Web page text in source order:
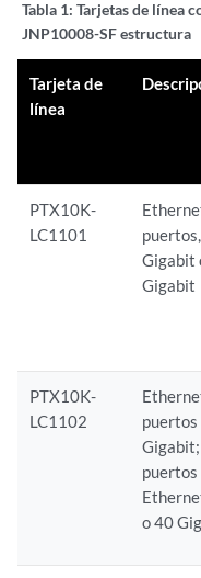
Tabla 1: Tarjetas de línea
JNP10008-SF estructura
Tarjeta de
línea
PTX10K-
LC1101
Gigabit
Gigabit
PTX10K-
LC1102
o 40